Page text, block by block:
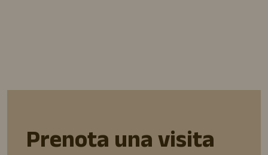
Prenota una visita